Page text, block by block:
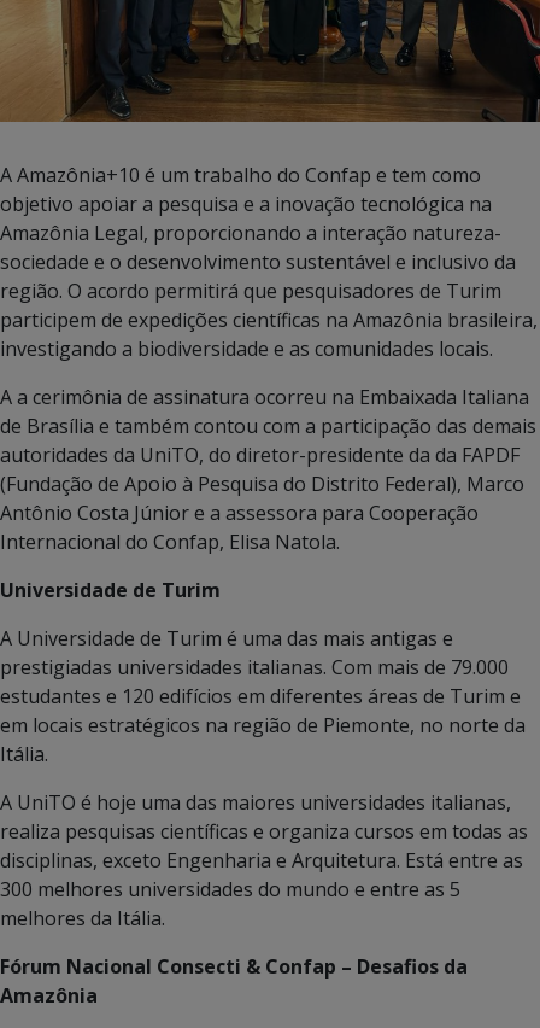
A Amazônia+10 é um trabalho do Confap e tem como
objetivo apoiar a pesquisa e a inovação tecnológica na
Amazônia Legal, proporcionando a interação natureza-
sociedade e o desenvolvimento sustentável e inclusivo da
região. O acordo permitirá que pesquisadores de Turim
participem de expedições científicas na Amazônia brasileira,
investigando a biodiversidade e as comunidades locais.
A a cerimônia de assinatura ocorreu na Embaixada Italiana
de Brasília e também contou com a participação das demais
autoridades da UniTO, do diretor-presidente da da FAPDF
(Fundação de Apoio à Pesquisa do Distrito Federal), Marco
Antônio Costa Júnior e a assessora para Cooperação
Internacional do Confap, Elisa Natola.
Universidade de Turim
A Universidade de Turim é uma das mais antigas e
prestigiadas universidades italianas. Com mais de 79.000
estudantes e 120 edifícios em diferentes áreas de Turim e
em locais estratégicos na região de Piemonte, no norte da
Itália.
A UniTO é hoje uma das maiores universidades italianas,
realiza pesquisas científicas e organiza cursos em todas as
disciplinas, exceto Engenharia e Arquitetura. Está entre as
300 melhores universidades do mundo e entre as 5
melhores da Itália.
Fórum Nacional Consecti & Confap – Desafios da
Amazônia